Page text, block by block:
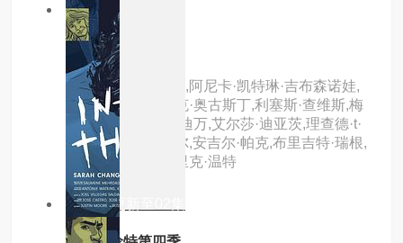
6.0分 更新至02集
菜鸟老警第八季
主演：内森·菲利安,阿尼卡·凯特琳·吉布森诺娃,
肖恩·阿什莫,德里克·奥古斯丁,利塞斯·查维斯,梅
姬娅·考克斯,珍娜·迪万,艾尔莎·迪亚茨,理查德·t·
琼斯,麦丽莎·奥尼尔,安吉尔·帕克,布里吉特·瑞根,
菲利斯·索利斯,艾里克·温特
10.0分 更新至02集